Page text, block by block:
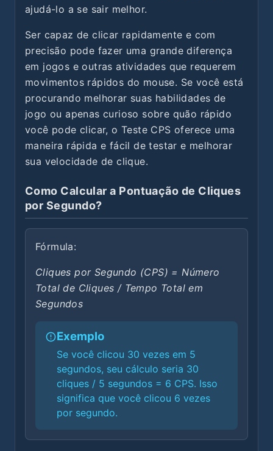
ajudá-lo a se sair melhor.
Ser capaz de clicar rapidamente e com
precisão pode fazer uma grande diferença
em jogos e outras atividades que requerem
movimentos rápidos do mouse. Se você está
procurando melhorar suas habilidades de
jogo ou apenas curioso sobre quão rápido
você pode clicar, o Teste CPS oferece uma
maneira rápida e fácil de testar e melhorar
sua velocidade de clique.
Como Calcular a Pontuação de Cliques
por Segundo?
Fórmula:
Cliques por Segundo (CPS) = Número
Total de Cliques / Tempo Total em
Segundos
Exemplo
Se você clicou 30 vezes em 5
segundos, seu cálculo seria 30
cliques / 5 segundos = 6 CPS. Isso
significa que você clicou 6 vezes
por segundo.